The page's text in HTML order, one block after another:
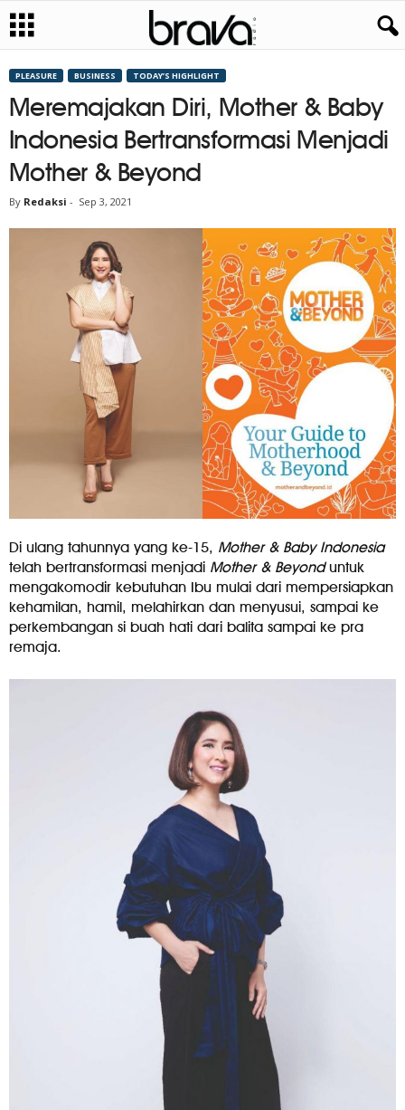
PLEASURE BUSINESS TODAY’S HIGHLIGHT
Meremajakan Diri, Mother & Baby
Indonesia Bertransformasi Menjadi
Mother & Beyond
By Redaksi - Sep 3, 2021
Di ulang tahunnya yang ke-15, Mother & Baby Indonesia
telah bertransformasi menjadi Mother & Beyonduntuk
mengakomodir kebutuhan Ibu mulai dari mempersiapkan
kehamilan, hamil, melahirkan dan menyusui, sampai ke
perkembangan si buah hati dari balita sampai ke pra
remaja.